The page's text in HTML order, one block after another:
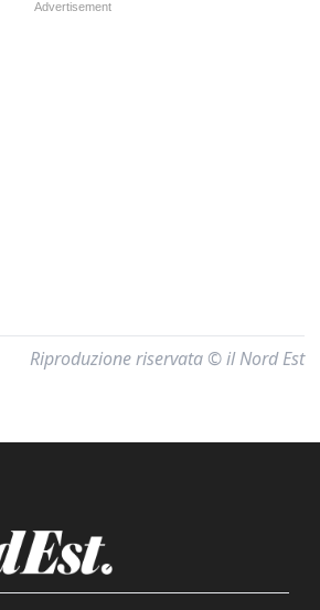
Riproduzione riservata © il Nord Est